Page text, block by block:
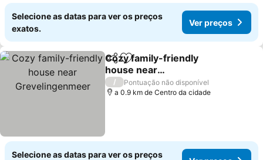
Selecione as datas para ver os preços
exatos.
Ver preços
PartilharAdicionar aos favoritos
Cozy family-friendly
house near
Grevelingenmeer
/
Pontuação não disponível
a 0.9 km de Centro da cidade
Selecione as datas para ver os preços